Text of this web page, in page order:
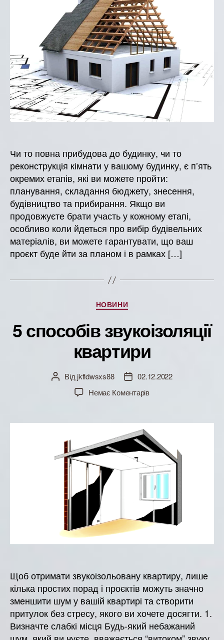
Чи то повна прибудова до будинку, чи то
реконструкція кімнати у вашому будинку, є п’ять
окремих етапів, які ви можете пройти:
планування, складання бюджету, знесення,
будівництво та прибирання. Якщо ви
продовжуєте брати участь у кожному етапі,
особливо коли йдеться про вибір будівельних
матеріалів, ви можете гарантувати, що ваш
проєкт буде йти за планом і в рамках […]
Категорії
НОВИНИ
5 способів звукоізоляції
квартири
Автор
запису
Від jkfldwsxs88
Дата
запису
02.12.2022
Немає Коментарівдо
звукоізоляції
квартири
Щоб отримати звукоізольовану квартиру, лише
кілька простих порад і проєктів можуть значно
зменшити шум у вашій квартирі та створити
притулок без стресу, якого ви хочете досягти. 1.
Визначте слабкі місця Будь-який небажаний